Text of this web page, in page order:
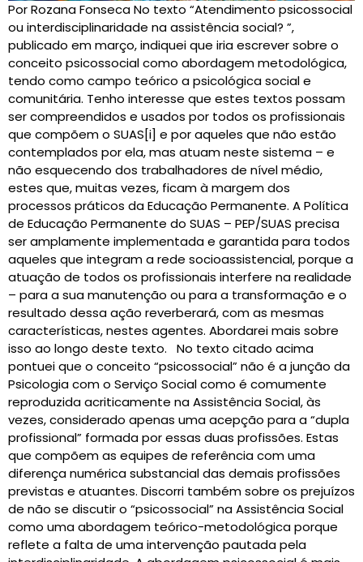
Por Rozana Fonseca No texto “Atendimento psicossocial
ou interdisciplinaridade na assistência social? ”,
publicado em março, indiquei que iria escrever sobre o
conceito psicossocial como abordagem metodológica,
tendo como campo teórico a psicológica social e
comunitária. Tenho interesse que estes textos possam
ser compreendidos e usados por todos os profissionais
que compõem o SUAS[i] e por aqueles que não estão
contemplados por ela, mas atuam neste sistema – e
não esquecendo dos trabalhadores de nível médio,
estes que, muitas vezes, ficam à margem dos
processos práticos da Educação Permanente. A Política
de Educação Permanente do SUAS – PEP/SUAS precisa
ser amplamente implementada e garantida para todos
aqueles que integram a rede socioassistencial, porque a
atuação de todos os profissionais interfere na realidade
– para a sua manutenção ou para a transformação e o
resultado dessa ação reverberará, com as mesmas
características, nestes agentes. Abordarei mais sobre
isso ao longo deste texto. No texto citado acima
pontuei que o conceito “psicossocial” não é a junção da
Psicologia com o Serviço Social como é comumente
reproduzida acriticamente na Assistência Social, às
vezes, considerado apenas uma acepção para a “dupla
profissional” formada por essas duas profissões. Estas
que compõem as equipes de referência com uma
diferença numérica substancial das demais profissões
previstas e atuantes. Discorri também sobre os prejuízos
de não se discutir o “psicossocial” na Assistência Social
como uma abordagem teórico-metodológica porque
reflete a falta de uma intervenção pautada pela